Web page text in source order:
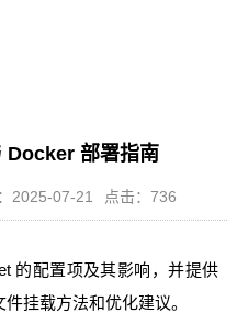
Docker 部署指南
2025-07-21 点击：736
的配置项及其影响，并提供
挂载方法和优化建议。